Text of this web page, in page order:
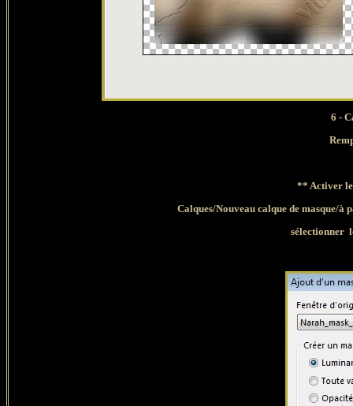
6 -
** Activer
Calques/Nouveau calque de masque/
sélectionner